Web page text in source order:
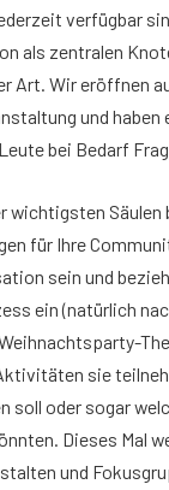
verfügbar
als zentralen
Art. Wir eröffnen
und haben
bei Bedarf
wichtigsten Säulen
für Ihre
sein und
ein (natürlich
sie
soll oder sogar
Dieses Mal
und